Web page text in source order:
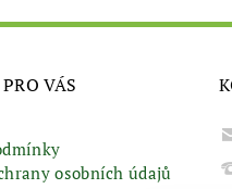
VÁS
osobních údajů